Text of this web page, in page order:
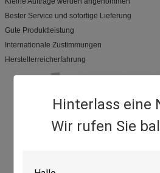
Hinterlass eine
Wir rufen Sie
Bester Service und sofortige Lieferung
Gute Produktleistung
Internationale Zustimmungen
Herstellerreicherfahrung